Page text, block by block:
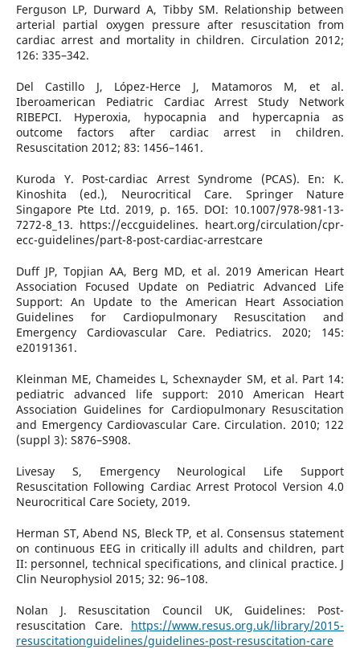
Ferguson LP, Durward A, Tibby SM. Relationship between
arterial partial oxygen pressure after resuscitation from
cardiac arrest and mortality in children. Circulation 2012;
126: 335–342.
Del Castillo J, López-Herce J, Matamoros M, et al.
Iberoamerican Pediatric Cardiac Arrest Study Network
RIBEPCI. Hyperoxia, hypocapnia and hypercapnia as
outcome factors after cardiac arrest in children.
Resuscitation 2012; 83: 1456–1461.
Kuroda Y. Post-cardiac Arrest Syndrome (PCAS). En: K.
Kinoshita (ed.), Neurocritical Care. Springer Nature
Singapore Pte Ltd. 2019, p. 165. DOI: 10.1007/978-981-13-
7272-8_13. https://eccguidelines. heart.org/circulation/cpr-
ecc-guidelines/part-8-post-cardiac-arrestcare
Duff JP, Topjian AA, Berg MD, et al. 2019 American Heart
Association Focused Update on Pediatric Advanced Life
Support: An Update to the American Heart Association
Guidelines for Cardiopulmonary Resuscitation and
Emergency Cardiovascular Care. Pediatrics. 2020; 145:
e20191361.
Kleinman ME, Chameides L, Schexnayder SM, et al. Part 14:
pediatric advanced life support: 2010 American Heart
Association Guidelines for Cardiopulmonary Resuscitation
and Emergency Cardiovascular Care. Circulation. 2010; 122
(suppl 3): S876–S908.
Livesay S, Emergency Neurological Life Support
Resuscitation Following Cardiac Arrest Protocol Version 4.0
Neurocritical Care Society, 2019.
Herman ST, Abend NS, Bleck TP, et al. Consensus statement
on continuous EEG in critically ill adults and children, part
II: personnel, technical specifications, and clinical practice. J
Clin Neurophysiol 2015; 32: 96–108.
Nolan J. Resuscitation Council UK, Guidelines: Post-
resuscitation Care. https://www.resus.org.uk/library/2015-
resuscitationguidelines/guidelines-post-resuscitation-care